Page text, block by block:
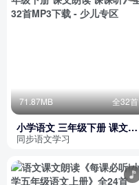
71.87MB 全32首
小学语文 三年级下册 课文朗
读 课课听
同步语文学习